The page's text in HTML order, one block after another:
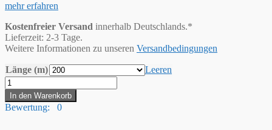
mehr erfahren
Kostenfreier Versand innerhalb Deutschlands.*
Lieferzeit: 2-3 Tage.
Weitere Informationen zu unseren Versandbedingungen
Länge (m)
Leeren
Hummelt®
Universalseil
Polyesterseil
6mm
In den Warenkorb
Bewertung: 0